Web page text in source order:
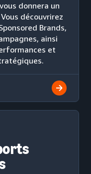
donnera un
découvrirez
Brands,
ainsi
et